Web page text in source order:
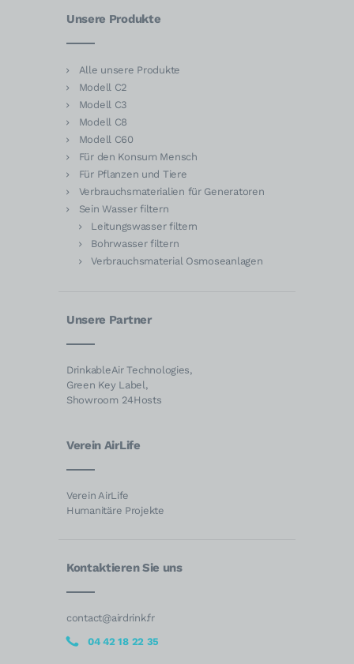
Unsere Produkte
Alle unsere Produkte
Modell C2
Modell C3
Modell C8
Modell C60
Für den Konsum Mensch
Für Pflanzen und Tiere
Verbrauchsmaterialien für Generatoren
Sein Wasser filtern
Leitungswasser filtern
Bohrwasser filtern
Verbrauchsmaterial Osmoseanlagen
Unsere Partner
DrinkableAir Technologies,
Green Key Label,
Showroom 24Hosts
Verein AirLife
Verein AirLife
Humanitäre Projekte
Kontaktieren Sie uns
contact@airdrink.fr
04 42 18 22 35